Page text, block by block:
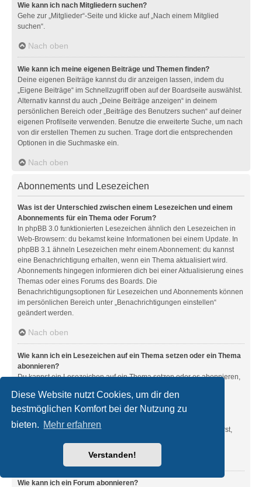
Diese Website nutzt Cookies, um dir den
bestmöglichen Komfort bei der Nutzung zu
bieten. Mehr erfahren
Verstanden!
Wie kann ich nach Mitgliedern suchen?
Gehe zur „Mitglieder“-Seite und klicke auf „Nach einem Mitglied
suchen“.
Nach oben
Wie kann ich meine eigenen Beiträge und Themen finden?
Deine eigenen Beiträge kannst du dir anzeigen lassen, indem du
„Eigene Beiträge“ im Schnellzugriff oben auf der Boardseite auswählst.
Alternativ kannst du auch „Deine Beiträge anzeigen“ in deinem
persönlichen Bereich oder „Beiträge des Benutzers suchen“ auf deiner
eigenen Profilseite verwenden. Benutze die erweiterte Suche, um nach
von dir erstellen Themen zu suchen. Trage dort die entsprechenden
Optionen in die Suchmaske ein.
Nach oben
Abonnements und Lesezeichen
Was ist der Unterschied zwischen einem Lesezeichen und einem
Abonnements für ein Thema oder Forum?
In phpBB 3.0 funktionierten Lesezeichen ähnlich den Lesezeichen in
Web-Browsern: du bekamst keine Informationen bei einem Update. In
phpBB 3.1 ähneln Lesezeichen mehr einem Abonnement: du kannst
eine Benachrichtigung erhalten, wenn ein Thema aktualisiert wird.
Abonnements hingegen informieren dich bei einer Aktualisierung eines
Themas oder eines Forums des Boards. Die
Benachrichtigungsoptionen für Lesezeichen und Abonnements können
im persönlichen Bereich unter „Benachrichtigungen einstellen“
geändert werden.
Nach oben
Wie kann ich ein Lesezeichen auf ein Thema setzen oder ein Thema
abonnieren?
Du kannst ein Lesezeichen auf ein Thema setzen oder es abonnieren,
auswählst, die sich normalerweise ober- und unterhalb des
Diskussionsverlaufs des Themas befinden.
benachrichtigen, sobald eine Antwort geschrieben wurde“ aktivierst,
Wie kann ich ein Forum abonnieren?